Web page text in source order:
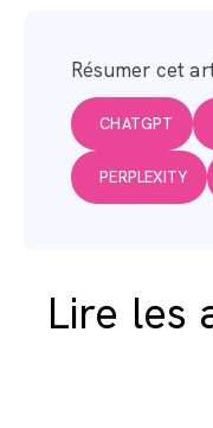
Résumer cet
CHATGPT
PERPLEXITY
Lire les